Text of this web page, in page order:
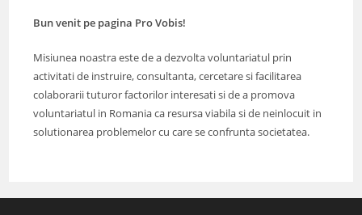
Bun venit pe pagina Pro Vobis!
Misiunea noastra este de a dezvolta voluntariatul prin
activitati de instruire, consultanta, cercetare si facilitarea
colaborarii tuturor factorilor interesati si de a promova
voluntariatul in Romania ca resursa viabila si de neinlocuit in
solutionarea problemelor cu care se confrunta societatea.